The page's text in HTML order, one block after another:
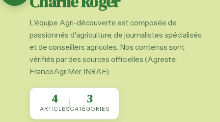
L'équipe Agri-découverte est composée de
passionnés d'agriculture, de journalistes spécialisés
et de conseillers agricoles. Nos contenus sont
vérifiés par des sources officielles (Agreste,
FranceAgriMer, INRAE).
4
ARTICLES
3
CATÉGORIES